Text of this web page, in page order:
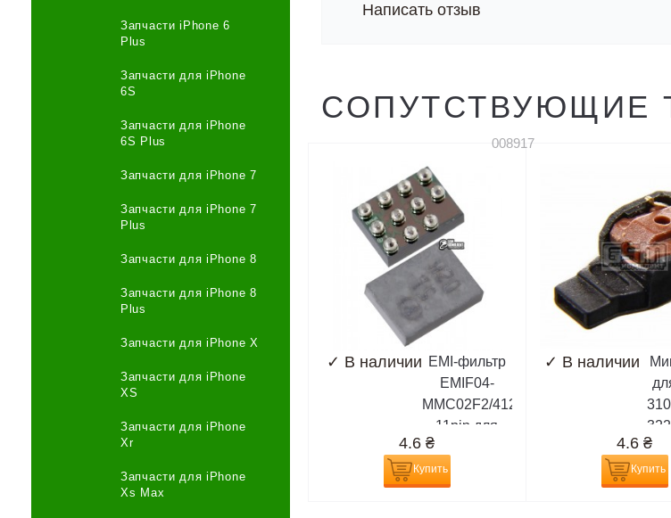
Запчасти iPhone 6
Plus
Запчасти для iPhone
6S
Запчасти для iPhone
6S Plus
Запчасти для iPhone 7
Запчасти для iPhone 7
Plus
Запчасти для iPhone 8
Запчасти для iPhone 8
Plus
Запчасти для iPhone X
Запчасти для iPhone
XS
Запчасти для iPhone
Xr
Запчасти для iPhone
Xs Max
Написать отзыв
СОПУТСТВУЮЩИЕ
008917
✓ В наличии EMI-фильтр
EMIF04-
MMC02F2/4129101
11pin для
Nokia 3109,
3110, 3230,
3500, 5200,
4.6₴
Купить
✓ В наличии
4.6₴
Купить